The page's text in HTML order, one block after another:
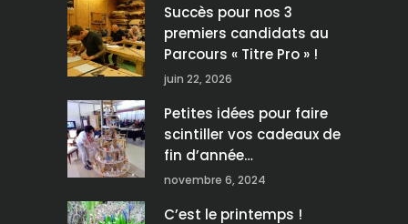
Succès pour nos 3
premiers candidats au
Parcours « Titre Pro » !
juin 22, 2026
Petites idées pour faire
scintiller vos cadeaux de
fin d’année…
novembre 6, 2024
C’est le printemps !